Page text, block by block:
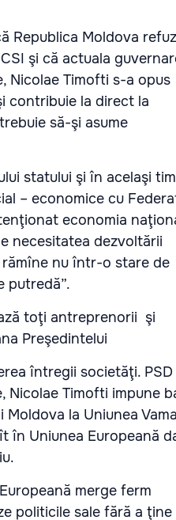
Republica Moldova
şi că actuala
Nicolae Timofti s-a opus
contribuie la direct la
să-şi asume
statului şi în acelaşi
– economice cu
economia
necesitatea dezvoltării
nu într-o stare de
putredă”.
toţi antreprenorii şi
Preşedintelui
întregii societăţi. PSD
Nicolae Timofti impune
la Uniunea
în Uniunea Europeană
merge ferm
politicile sale fără a